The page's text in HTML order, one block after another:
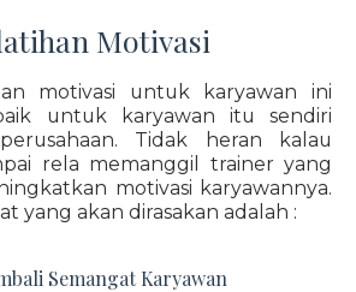
Motivasi
motivasi untuk karyawan ini
untuk karyawan itu sendiri
Tidak heran kalau
rela memanggil trainer yang
motivasi karyawannya.
yang akan dirasakan adalah :
Semangat Karyawan